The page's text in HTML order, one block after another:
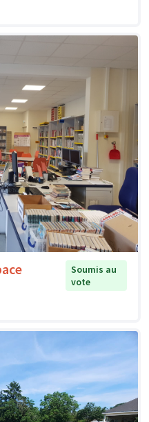
Soumis au
vote